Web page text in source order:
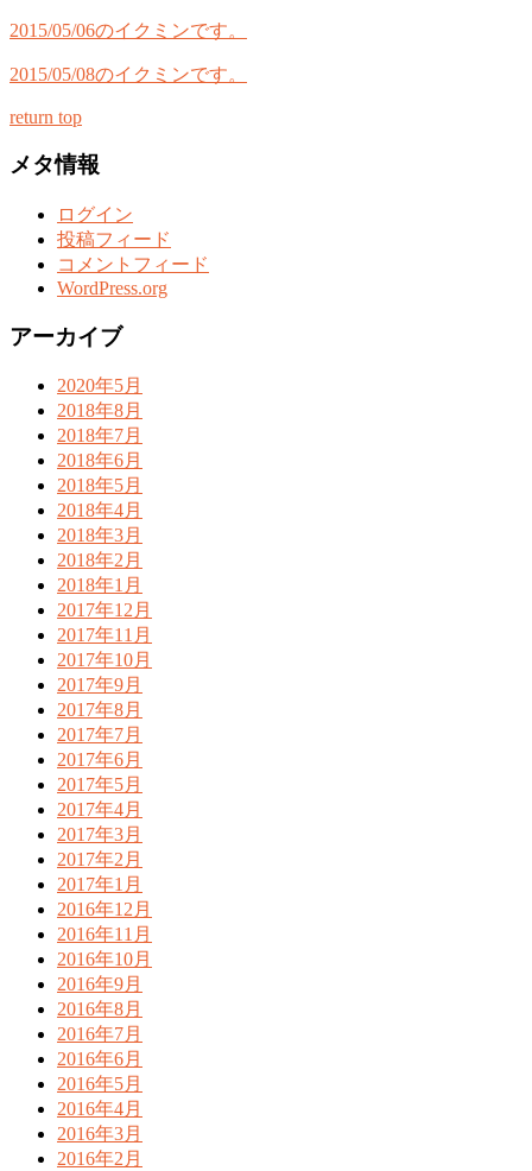
2015/05/06のイクミンです。
2015/05/08のイクミンです。
return top
メタ情報
ログイン
投稿フィード
コメントフィード
WordPress.org
アーカイブ
2020年5月
2018年8月
2018年7月
2018年6月
2018年5月
2018年4月
2018年3月
2018年2月
2018年1月
2017年12月
2017年11月
2017年10月
2017年9月
2017年8月
2017年7月
2017年6月
2017年5月
2017年4月
2017年3月
2017年2月
2017年1月
2016年12月
2016年11月
2016年10月
2016年9月
2016年8月
2016年7月
2016年6月
2016年5月
2016年4月
2016年3月
2016年2月